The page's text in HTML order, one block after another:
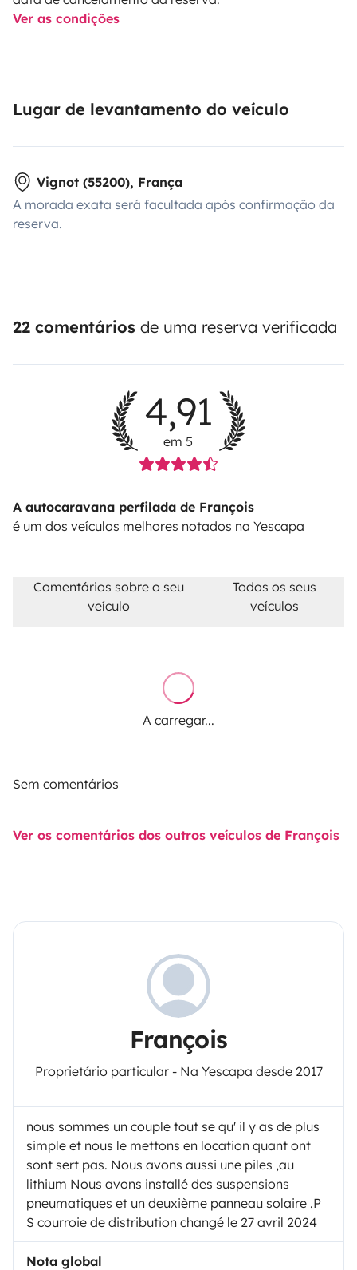
Ver as condições
Lugar de levantamento do veículo
Vignot (55200), França
A morada exata será facultada após confirmação da
reserva.
22 comentários de uma reserva verificada
4,91
em 5
A autocaravana perfilada de François
é um dos veículos melhores notados na Yescapa
Comentários sobre o seu
veículo
Todos os seus
veículos
A carregar...
Sem comentários
Ver os comentários dos outros veículos de François
François
Proprietário particular - Na Yescapa desde 2017
nous sommes un couple tout se qu' il y as de plus
simple et nous le mettons en location quant ont
sont sert pas. Nous avons aussi une piles ,au
lithium Nous avons installé des suspensions
pneumatiques et un deuxième panneau solaire .P
S courroie de distribution changé le 27 avril 2024
Nota global